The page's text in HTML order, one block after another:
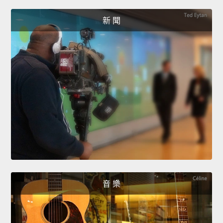
新 聞
音 樂